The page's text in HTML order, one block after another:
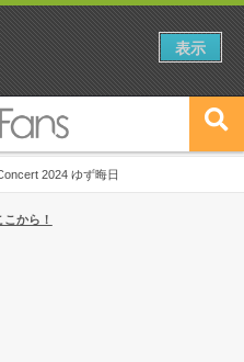
2024 ゆず晦日
半期編発表！
から！
表示